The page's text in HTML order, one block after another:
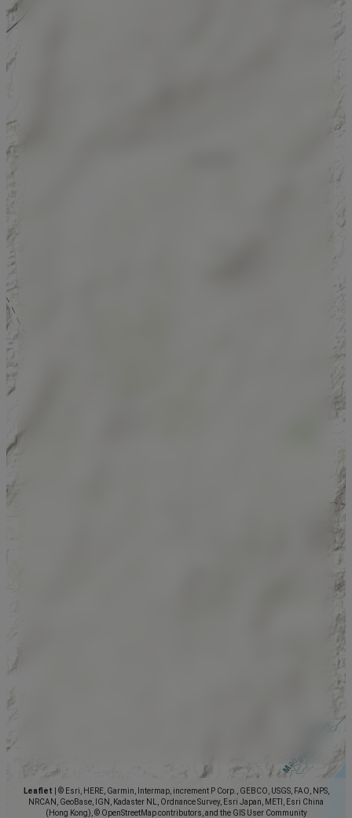
Leaflet
© Esri, HERE, Garmin, Intermap, increment P Corp., GEBCO, USGS, FAO, NPS,
NRCAN, GeoBase, IGN, Kadaster NL, Ordnance Survey, Esri Japan, METI, Esri China
(Hong Kong), © OpenStreetMap contributors, and the GIS User Community